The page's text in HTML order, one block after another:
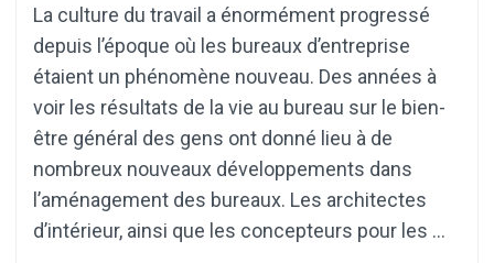
La culture du travail a énormément progressé
depuis l’époque où les bureaux d’entreprise
étaient un phénomène nouveau. Des années à
voir les résultats de la vie au bureau sur le bien-
être général des gens ont donné lieu à de
nombreux nouveaux développements dans
l’aménagement des bureaux. Les architectes
d’intérieur, ainsi que les concepteurs pour les …